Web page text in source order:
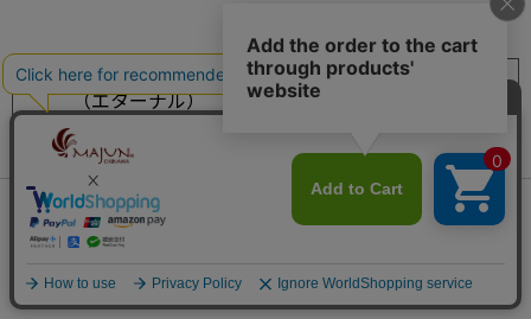
MAJUN Eternal
（エターナル）
MAJUN Grasis
MAJUN Various
（ヴァリアス）
（プラス）
MAJUN OKINAWA
（オキナワ）
OCEAN BLUE
（オーシャンブルー）
LEAF GREEN
（リーフグリーン）
FLOWER RED
（フラワーレッド）
会員は1,073ポイント付与！
¥21,450税込